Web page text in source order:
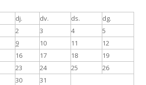
dj. dv. ds. dg.
2 3 4
5
9 10 11
12
16 17 18
19
23 24 25
26
30 31